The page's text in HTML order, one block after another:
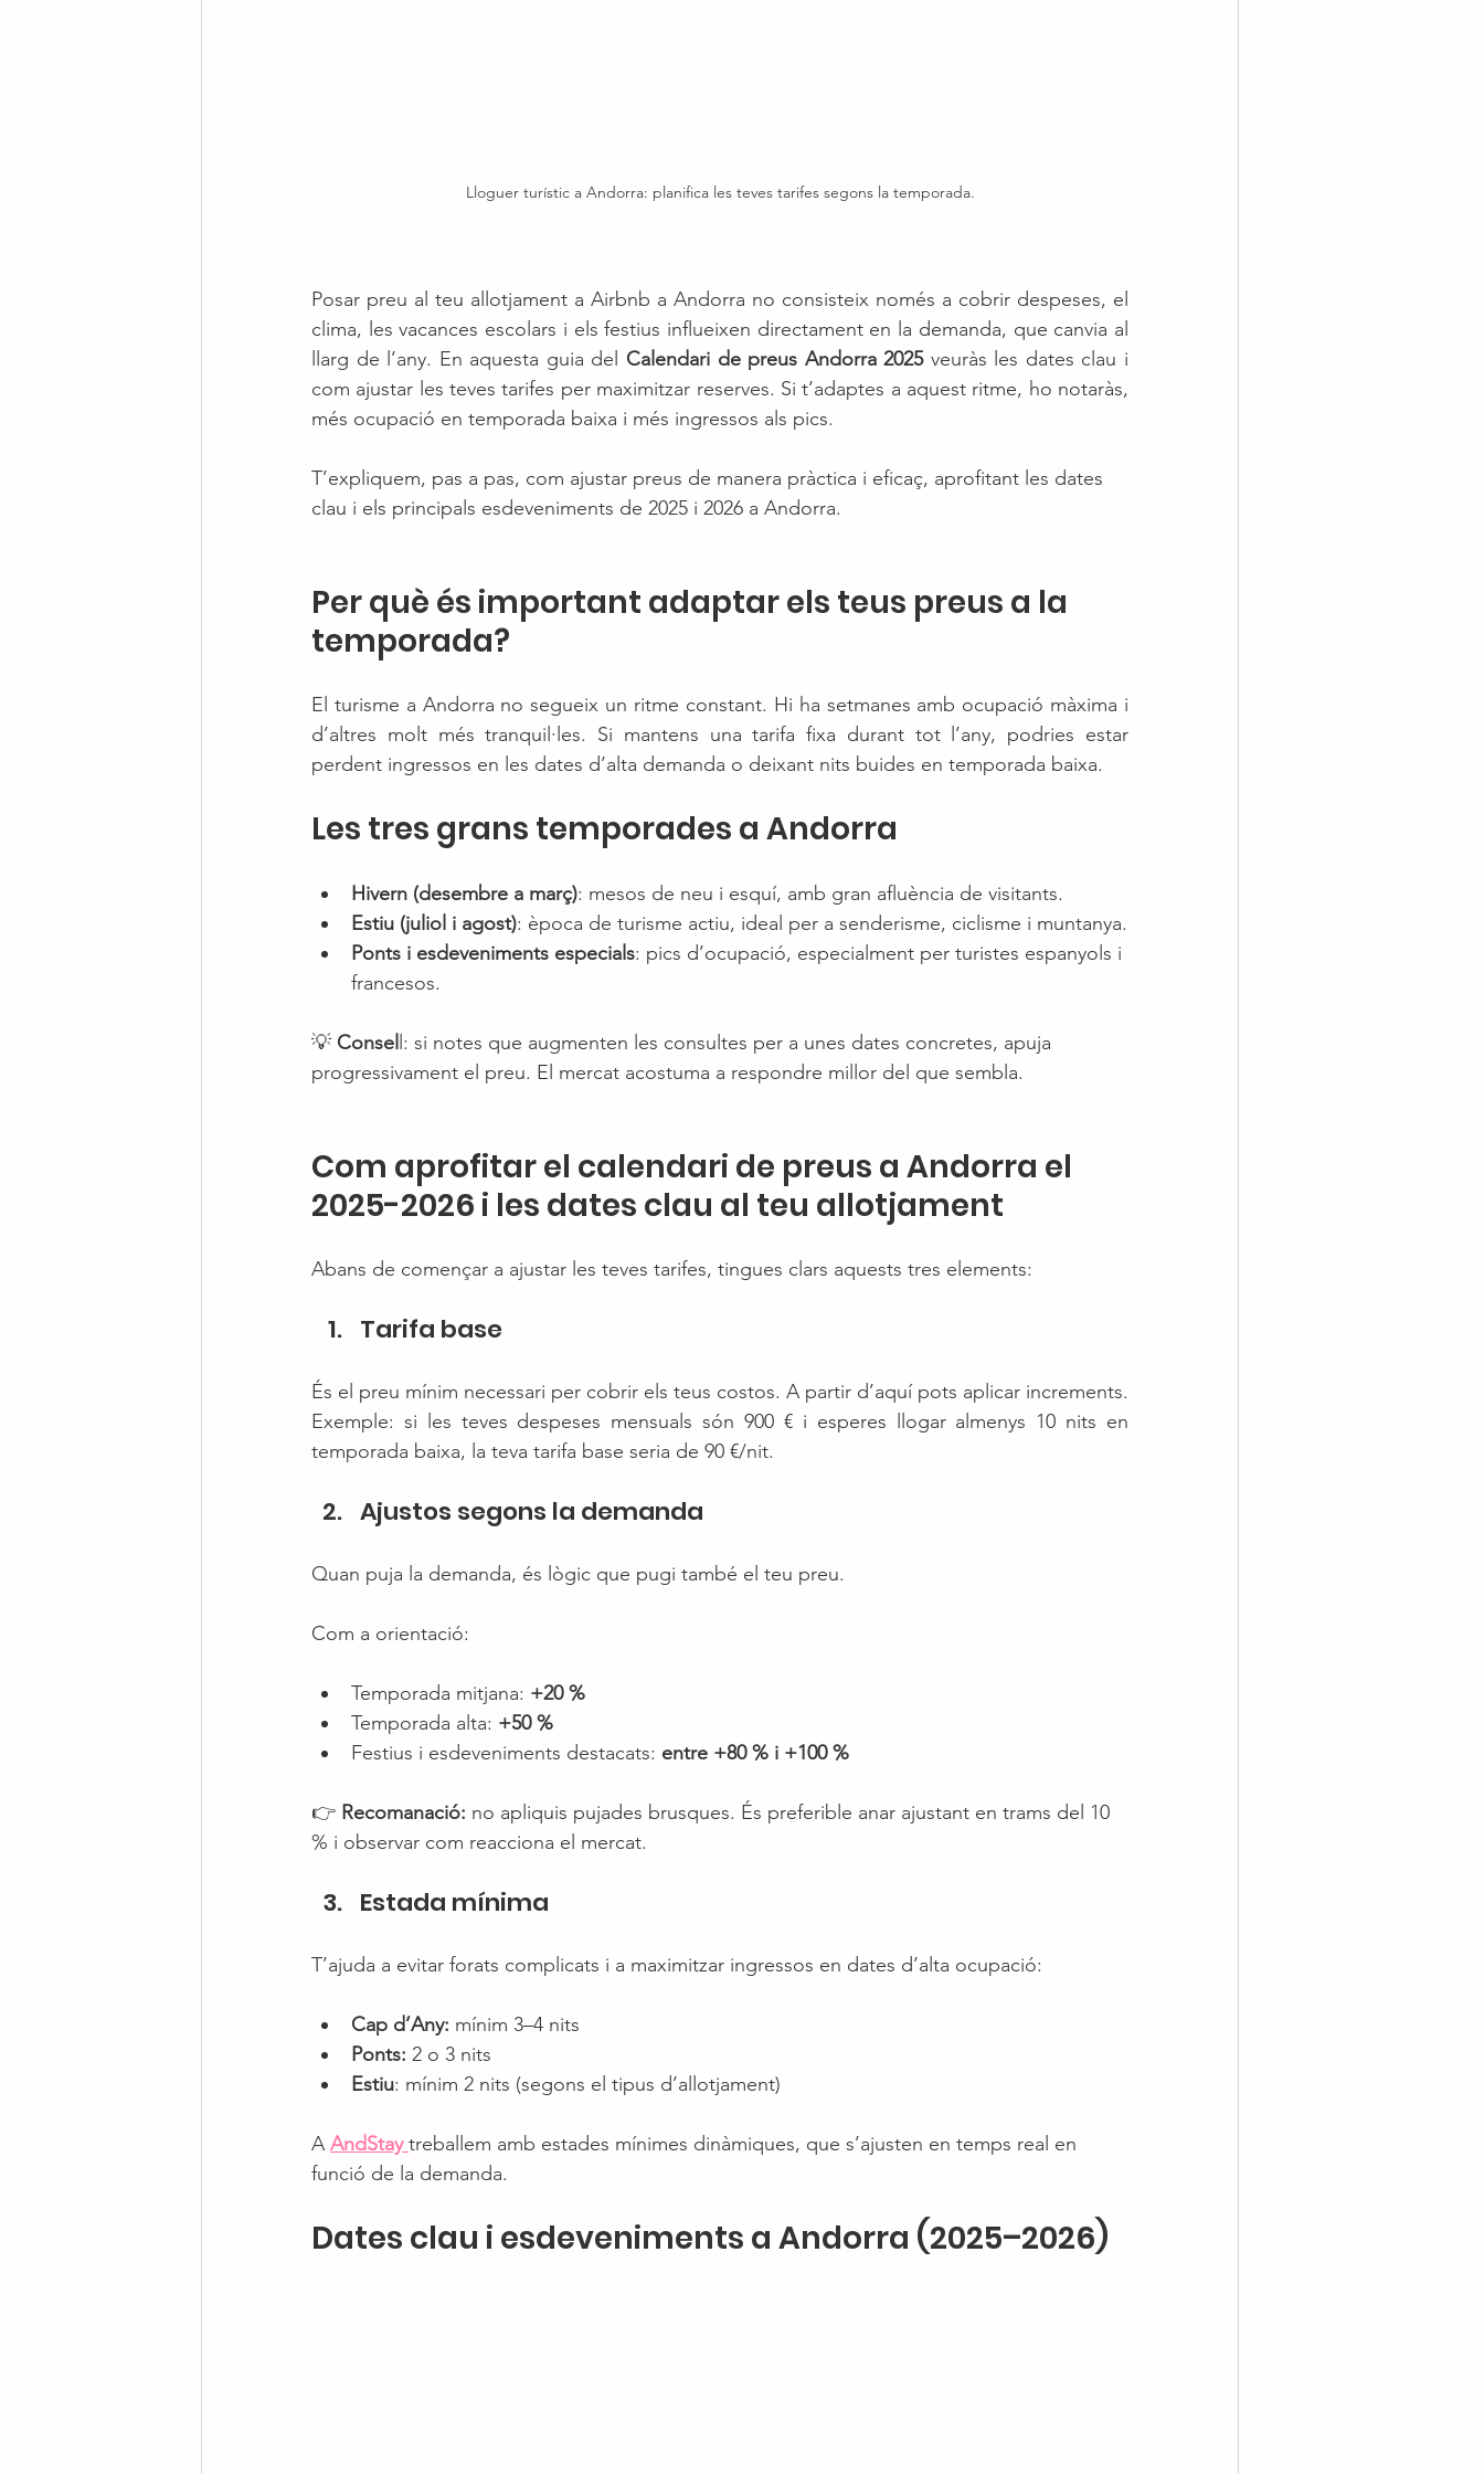
Lloguer turístic a Andorra: planifica les teves tarifes segons la temporada.
Posar preu al teu allotjament a Airbnb a Andorra no consisteix només a cobrir despeses, el
clima, les vacances escolars i els festius influeixen directament en la demanda, que canvia al
llarg de l’any. En aquesta guia del Calendari de preus Andorra 2025 veuràs les dates clau i
com ajustar les teves tarifes per maximitzar reserves. Si t’adaptes a aquest ritme, ho notaràs,
més ocupació en temporada baixa i més ingressos als pics.
T’expliquem, pas a pas, com ajustar preus de manera pràctica i eficaç, aprofitant les dates
clau i els principals esdeveniments de 2025 i 2026 a Andorra.
Per què és important adaptar els teus preus a la
temporada?
El turisme a Andorra no segueix un ritme constant. Hi ha setmanes amb ocupació màxima i
d’altres molt més tranquil·les. Si mantens una tarifa fixa durant tot l’any, podries estar
perdent ingressos en les dates d’alta demanda o deixant nits buides en temporada baixa.
Les tres grans temporades a Andorra
Hivern (desembre a març): mesos de neu i esquí, amb gran afluència de visitants.
Estiu (juliol i agost): època de turisme actiu, ideal per a senderisme, ciclisme i muntanya.
Ponts i esdeveniments especials: pics d’ocupació, especialment per turistes espanyols i
francesos.
💡 Consell: si notes que augmenten les consultes per a unes dates concretes, apuja
progressivament el preu. El mercat acostuma a respondre millor del que sembla.
Com aprofitar el calendari de preus a Andorra el
2025-2026 i les dates clau al teu allotjament
Abans de començar a ajustar les teves tarifes, tingues clars aquests tres elements:
Tarifa base
És el preu mínim necessari per cobrir els teus costos. A partir d’aquí pots aplicar increments.
Exemple: si les teves despeses mensuals són 900 € i esperes llogar almenys 10 nits en
temporada baixa, la teva tarifa base seria de 90 €/nit.
Ajustos segons la demanda
Quan puja la demanda, és lògic que pugi també el teu preu.
Com a orientació:
Temporada mitjana: +20 %
Temporada alta: +50 %
Festius i esdeveniments destacats: entre +80 % i +100 %
👉 Recomanació: no apliquis pujades brusques. És preferible anar ajustant en trams del 10
% i observar com reacciona el mercat.
Estada mínima
T’ajuda a evitar forats complicats i a maximitzar ingressos en dates d’alta ocupació:
Cap d’Any: mínim 3–4 nits
Ponts: 2 o 3 nits
Estiu: mínim 2 nits (segons el tipus d’allotjament)
A AndStay treballem amb estades mínimes dinàmiques, que s’ajusten en temps real en
funció de la demanda.
Dates clau i esdeveniments a Andorra (2025–2026)